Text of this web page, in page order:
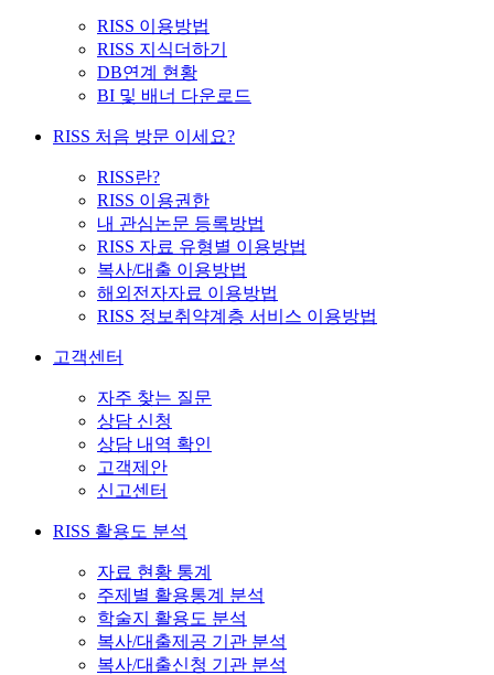
RISS 이용방법
RISS 지식더하기
DB연계 현황
BI 및 배너 다운로드
RISS 처음 방문 이세요?
RISS란?
RISS 이용권한
내 관심논문 등록방법
RISS 자료 유형별 이용방법
복사/대출 이용방법
해외전자자료 이용방법
RISS 정보취약계층 서비스 이용방법
고객센터
자주 찾는 질문
상담 신청
상담 내역 확인
고객제안
신고센터
RISS 활용도 분석
자료 현황 통계
주제별 활용통계 분석
학술지 활용도 분석
복사/대출제공 기관 분석
복사/대출신청 기관 분석